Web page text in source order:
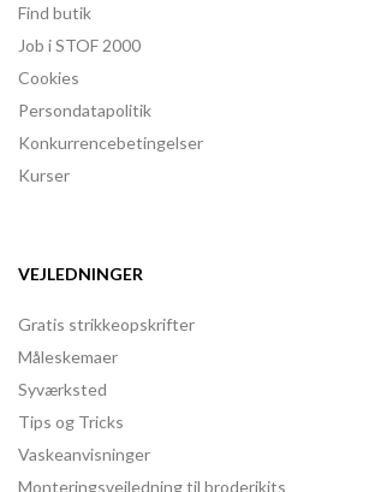
Find butik
Job i STOF 2000
Cookies
Persondatapolitik
Konkurrencebetingelser
Kurser
VEJLEDNINGER
Gratis strikkeopskrifter
Måleskemaer
Syværksted
Tips og Tricks
Vaskeanvisninger
Monteringsvejledning til broderikits